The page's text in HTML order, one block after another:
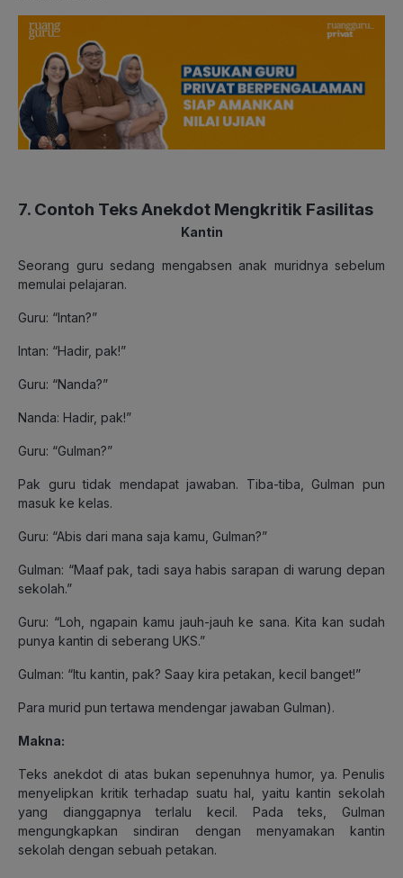
7. Contoh Teks Anekdot Mengkritik Fasilitas
Kantin
Seorang guru sedang mengabsen anak muridnya sebelum
memulai pelajaran.
Guru: “Intan?”
Intan: “Hadir, pak!”
Guru: “Nanda?”
Nanda: Hadir, pak!”
Guru: “Gulman?”
Pak guru tidak mendapat jawaban. Tiba-tiba, Gulman pun
masuk ke kelas.
Guru: “Abis dari mana saja kamu, Gulman?”
Gulman: “Maaf pak, tadi saya habis sarapan di warung depan
sekolah.”
Guru: “Loh, ngapain kamu jauh-jauh ke sana. Kita kan sudah
punya kantin di seberang UKS.”
Gulman: “Itu kantin, pak? Saay kira petakan, kecil banget!”
Para murid pun tertawa mendengar jawaban Gulman).
Makna:
Teks anekdot di atas bukan sepenuhnya humor, ya. Penulis
menyelipkan kritik terhadap suatu hal, yaitu kantin sekolah
yang dianggapnya terlalu kecil. Pada teks, Gulman
mengungkapkan sindiran dengan menyamakan kantin
sekolah dengan sebuah petakan.